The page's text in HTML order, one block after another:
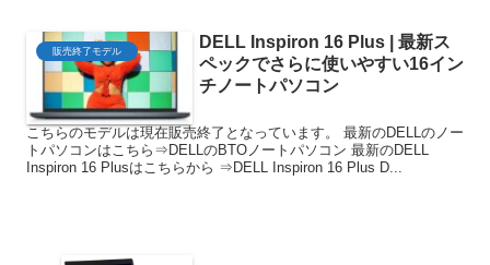
販売終了モデル
DELL Inspiron 16 Plus | 最新ス
ペックでさらに使いやすい16イン
チノートパソコン
こちらのモデルは現在販売終了となっています。 最新のDELLのノー
トパソコンはこちら⇒DELLのBTOノートパソコン 最新のDELL
Inspiron 16 Plusはこちらから ⇒DELL Inspiron 16 Plus D...